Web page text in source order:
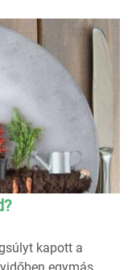
kapott a
egymás